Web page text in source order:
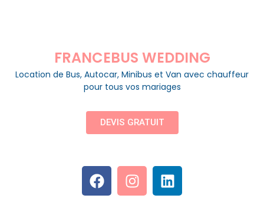
FRANCEBUS WEDDING
Location de Bus, Autocar, Minibus et Van avec chauffeur
pour tous vos mariages
DEVIS GRATUIT